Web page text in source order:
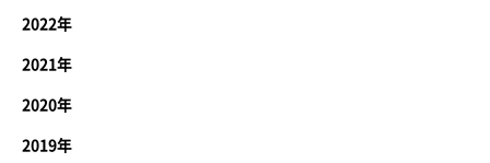
2022年
2021年
2020年
2019年